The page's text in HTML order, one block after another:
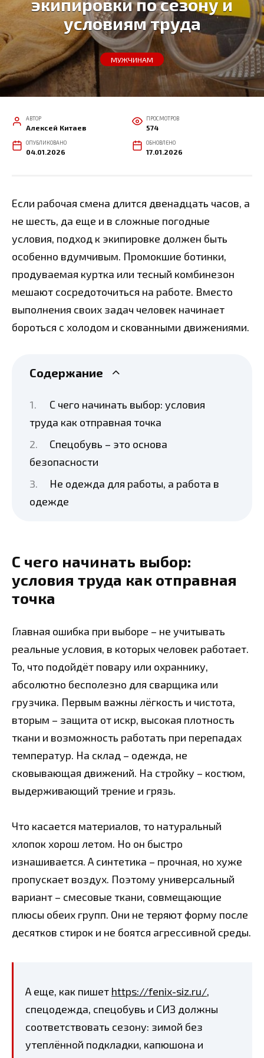
экипировки по сезону и
условиям труда
МУЖЧИНАМ
АВТОР
Алексей Китаев
ПРОСМОТРОВ
574
ОПУБЛИКОВАНО
04.01.2026
ОБНОВЛЕНО
17.01.2026
Если рабочая смена длится двенадцать часов, а
не шесть, да еще и в сложные погодные
условия, подход к экипировке должен быть
особенно вдумчивым. Промокшие ботинки,
продуваемая куртка или тесный комбинезон
мешают сосредоточиться на работе. Вместо
выполнения своих задач человек начинает
бороться с холодом и скованными движениями.
Содержание
С чего начинать выбор: условия
труда как отправная точка
Спецобувь – это основа
безопасности
Не одежда для работы, а работа в
одежде
С чего начинать выбор:
условия труда как отправная
точка
Главная ошибка при выборе – не учитывать
реальные условия, в которых человек работает.
То, что подойдёт повару или охраннику,
абсолютно бесполезно для сварщика или
грузчика. Первым важны лёгкость и чистота,
вторым – защита от искр, высокая плотность
ткани и возможность работать при перепадах
температур. На склад – одежда, не
сковывающая движений. На стройку – костюм,
выдерживающий трение и грязь.
Что касается материалов, то натуральный
хлопок хорош летом. Но он быстро
изнашивается. А синтетика – прочная, но хуже
пропускает воздух. Поэтому универсальный
вариант – смесовые ткани, совмещающие
плюсы обеих групп. Они не теряют форму после
десятков стирок и не боятся агрессивной среды.
А еще, как пишет https://fenix-siz.ru/,
спецодежда, спецобувь и СИЗ должны
соответствовать сезону: зимой без
утеплённой подкладки, капюшона и